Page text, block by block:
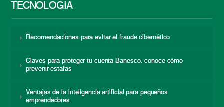
TECNOLOGÍA
Recomendaciones para evitar el fraude cibernético
Claves para proteger tu cuenta Banesco: conoce cómo
prevenir estafas
Ventajas de la inteligencia artificial para pequeños
emprendedores